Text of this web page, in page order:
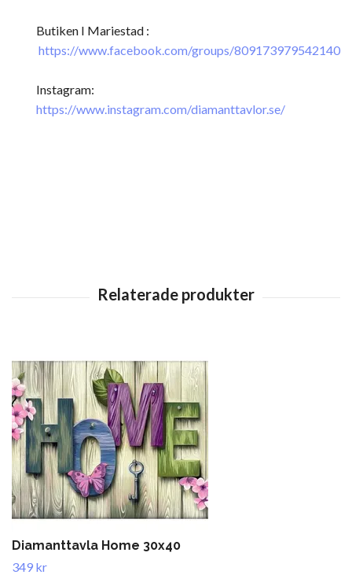
Butiken I Mariestad :
https://www.facebook.com/groups/809173979542140
Instagram:
https://www.instagram.com/diamanttavlor.se/
Diamanttavla Home 30x40
349 kr